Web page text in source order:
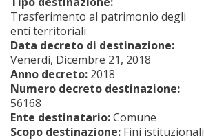
Trasferimento al patrimonio degli
enti territoriali
Data decreto di destinazione:
Venerdì, Dicembre 21, 2018
Anno decreto: 2018
Numero decreto destinazione:
56168
Ente destinatario:Comune
Scopo destinazione: Fini istituzionali